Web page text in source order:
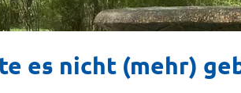
es nicht (mehr)